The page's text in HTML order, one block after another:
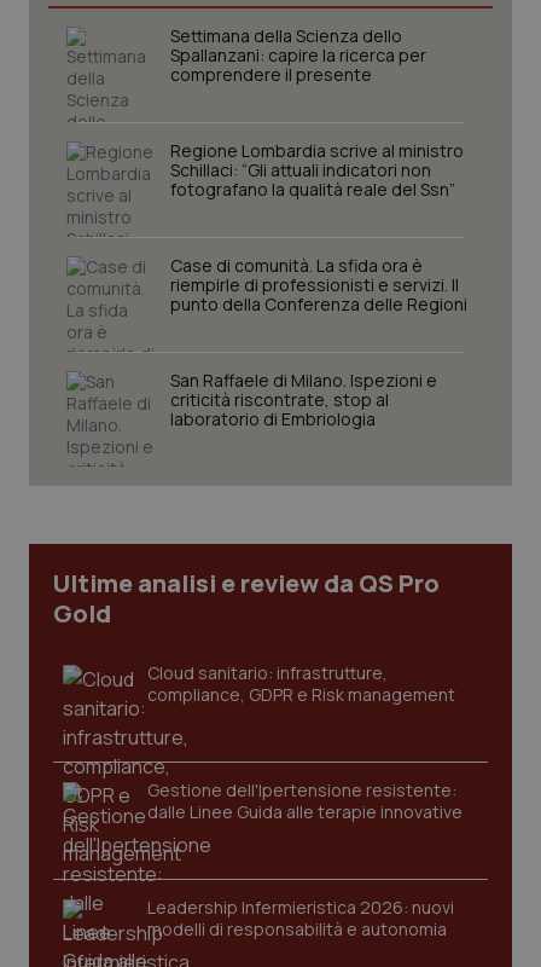
Settimana della Scienza dello
Spallanzani: capire la ricerca per
comprendere il presente
Regione Lombardia scrive al ministro
Schillaci: “Gli attuali indicatori non
fotografano la qualità reale del Ssn”
Case di comunità. La sfida ora è
riempirle di professionisti e servizi. Il
punto della Conferenza delle Regioni
San Raffaele di Milano. Ispezioni e
criticità riscontrate, stop al
laboratorio di Embriologia
Ultime analisi e review da QS Pro
Gold
Cloud sanitario: infrastrutture,
compliance, GDPR e Risk management
Gestione dell'Ipertensione resistente:
dalle Linee Guida alle terapie innovative
Leadership Infermieristica 2026: nuovi
modelli di responsabilità e autonomia
I cookie necessari contribuiscono a rendere fruibile il
sito web abilitandone funzionalità di base quali la
navigazione sulle pagine e l'accesso alle aree
protette del sito. Il sito web non è in grado di
funzionare correttamente senza questi cookie.
Nome
Fornitore /Dominio
VISITOR_PRIVACY_METADATA
YouTube
CookieScriptConsent
CookieScript